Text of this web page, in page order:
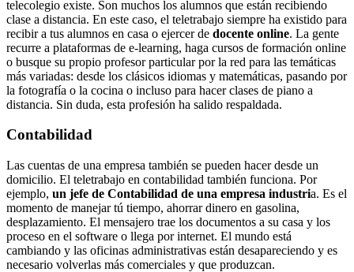
telecolegio existe. Son muchos los alumnos que están recibiendo
clase a distancia. En este caso, el teletrabajo siempre ha existido para
recibir a tus alumnos en casa o ejercer de docente online. La gente
recurre a plataformas de e-learning, haga cursos de formación online
o busque su propio profesor particular por la red para las temáticas
más variadas: desde los clásicos idiomas y matemáticas, pasando por
la fotografía o la cocina o incluso para hacer clases de piano a
distancia. Sin duda, esta profesión ha salido respaldada.
Contabilidad
Las cuentas de una empresa también se pueden hacer desde un
domicilio. El teletrabajo en contabilidad también funciona. Por
ejemplo, un jefe de Contabilidad de una empresa industria. Es el
momento de manejar tú tiempo, ahorrar dinero en gasolina,
desplazamiento. El mensajero trae los documentos a su casa y los
proceso en el software o llega por internet. El mundo está
cambiando y las oficinas administrativas están desapareciendo y es
necesario volverlas más comerciales y que produzcan.